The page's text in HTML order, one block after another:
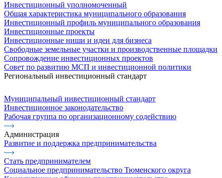
Инвестиционный уполномоченный
Общая характеристика муниципального образования
Инвестиционный профиль муниципального образования
Инвестиционные проекты
Инвестиционные ниши и идеи для бизнеса
Свободные земельные участки и производственные площадки
Сопровождение инвестиционных проектов
Совет по развитию МСП и инвестиционной политики
Региональный инвестиционный стандарт
Муниципальный инвестиционный стандарт
Инвестиционное законодательство
Рабочая группа по организационному содействию
Администрация
Развитие и поддержка предпринимательства
Стать предпринимателем
Социальное предпринимательство Тюменского округа